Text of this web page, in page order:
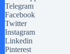
Telegram
Facebook
Twitter
Instagram
Linkedin
Pinterest